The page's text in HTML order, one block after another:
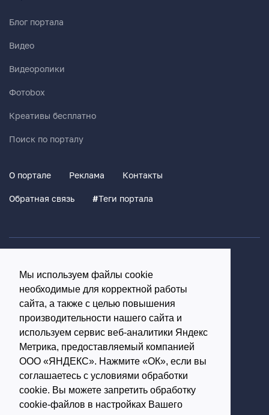
Мы используем файлы cookie
необходимые для корректной работы
сайта, а также с целью повышения
производительности нашего сайта и
используем сервис веб-аналитики Яндекс
Метрика, предоставляемый компанией
ООО «ЯНДЕКС». Нажмите «ОК», если вы
соглашаетесь с условиями обработки
cookie. Вы можете запретить обработку
cookie-файлов в настройках Вашего
Блог портала
Видео
Видеоролики
Фотоbox
Креативы бесплатно
Поиск по порталу
О портале Реклама Контакты
Обратная связь #Теги портала
Согласие на обработку персональных данных
16+
© Использование материалов возможно только с
письменного разрешения администрации портала
Редакция портала:
Обратиться в Макс
Обратиться в Телеграм